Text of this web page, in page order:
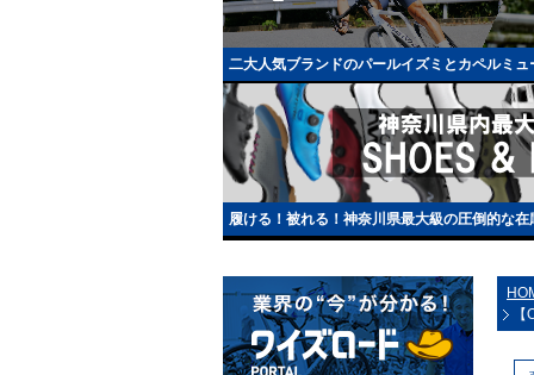
二大人気ブランドのパールイズミとカペルミュ
履ける！被れる！神奈川県最大級の圧倒的な在